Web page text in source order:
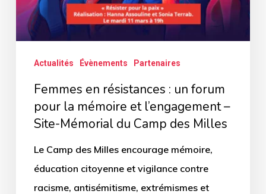
pour
la
l’engagement
Site-
Actualités Évènements Partenaires
Femmes en résistances : un forum
pour la mémoire et l’engagement –
Site-Mémorial du Camp des Milles
Le Camp des Milles encourage mémoire,
éducation citoyenne et vigilance contre
racisme, antisémitisme, extrémismes et